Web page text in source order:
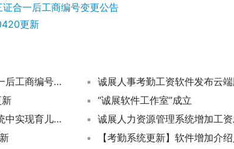
合一后工商编号变更公告
更新
苏州诚展信息技术有限公司三证合一后工商编号变更公告
诚展人事考勤工资软件发布云
“诚展软件工作室”成立
【考勤易产品动态】如何在考勤系统中实现育儿假的自动核算和使用扣减？